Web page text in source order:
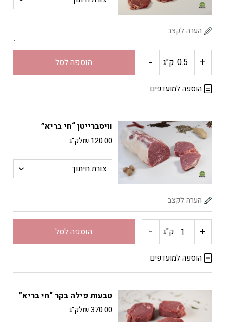
בריא"
+ כמות
של
סינטה
"חי
בריא"
ק"ג - הוספה לסל
הוספה למועדפים
וויסברייטן “חי בריא”
₪ 120.00 לק"ג
+ כמות
של
"חי
ק"ג - הוספה לסל
הוספה למועדפים
טבעות פילה בקר “חי בריא”
₪370.00 לק"ג